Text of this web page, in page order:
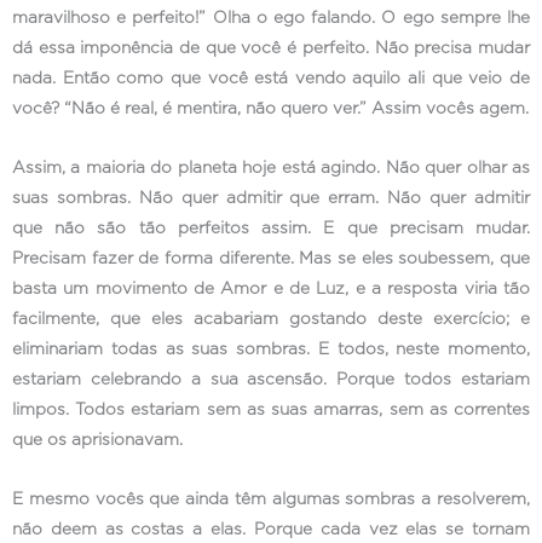
maravilhoso e perfeito!” Olha o ego falando. O ego sempre lhe
dá essa imponência de que você é perfeito. Não precisa mudar
nada. Então como que você está vendo aquilo ali que veio de
você? “Não é real, é mentira, não quero ver.” Assim vocês agem.
Assim, a maioria do planeta hoje está agindo. Não quer olhar as
suas sombras. Não quer admitir que erram. Não quer admitir
que não são tão perfeitos assim. E que precisam mudar.
Precisam fazer de forma diferente. Mas se eles soubessem, que
basta um movimento de Amor e de Luz, e a resposta viria tão
facilmente, que eles acabariam gostando deste exercício; e
eliminariam todas as suas sombras. E todos, neste momento,
estariam celebrando a sua ascensão. Porque todos estariam
limpos. Todos estariam sem as suas amarras, sem as correntes
que os aprisionavam.
E mesmo vocês que ainda têm algumas sombras a resolverem,
não deem as costas a elas. Porque cada vez elas se tornam